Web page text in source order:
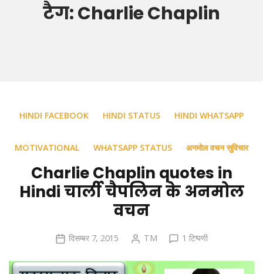
टैग:Charlie Chaplin
HINDI FACEBOOK HINDI STATUS HINDI WHATSAPP
MOTIVATIONAL WHATSAPP STATUS अनमोल वचन सुविचार
Charlie Chaplin quotes in
Hindi चार्ली चैपलिन के अनमोल
वचन
दिसम्बर 7, 2015 TM 1 टिप्पणीCharlie
quotes